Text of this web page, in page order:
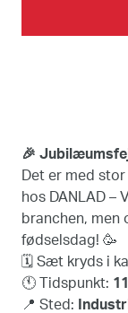
🎉
Det er med
hos DANLAD –
branchen, men
fødselsdag! 🥳
🗓️ Sæt kryds i
🕚 Tidspunkt:
📍 Sted: